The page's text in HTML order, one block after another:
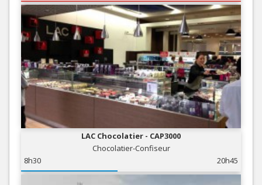
LAC Chocolatier - CAP3000
Chocolatier-Confiseur
8h30
20h45